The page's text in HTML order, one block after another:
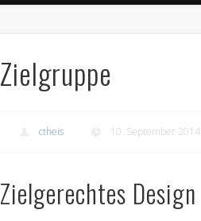
Zielgruppe
ctheis 10. September 2014
Zielgerechtes Design